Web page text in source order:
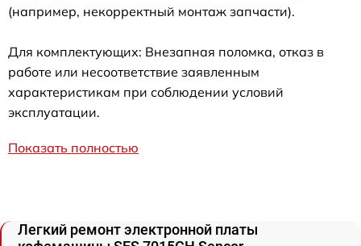
(например, некорректный монтаж запчасти).
Для комплектующих: Внезапная поломка, отказ в
работе или несоответствие заявленным
характеристикам при соблюдении условий
эксплуатации.
Показать полностью
Легкий ремонт электронной платы